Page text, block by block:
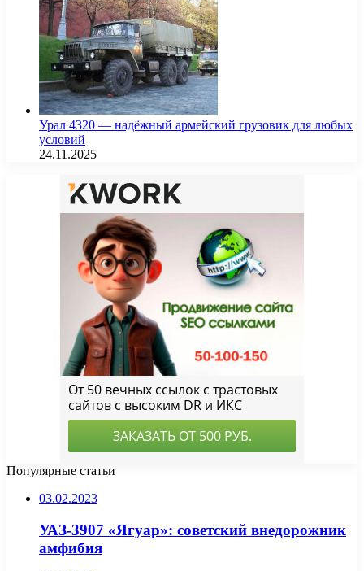
Урал 4320 — надёжный армейский грузовик для любых
условий
24.11.2025
Популярные статьи
03.02.2023
УАЗ-3907 «Ягуар»: советский внедорожник
амфибия